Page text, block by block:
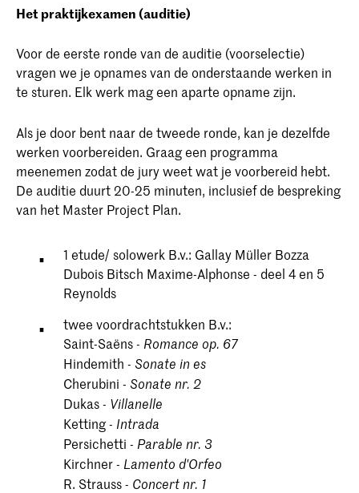
Het praktijkexamen (auditie)
Voor de eerste ronde van de auditie (voorselectie)
vragen we je opnames van de onderstaande werken in
te sturen. Elk werk mag een aparte opname zijn.
Als je door bent naar de tweede ronde, kan je dezelfde
werken voorbereiden. Graag een programma
meenemen zodat de jury weet wat je voorbereid hebt.
De auditie duurt 20-25 minuten, inclusief de bespreking
van het Master Project Plan.
1 etude/ solowerk B.v.: Gallay Müller Bozza
Dubois Bitsch Maxime-Alphonse - deel 4 en 5
Reynolds
twee voordrachtstukken B.v.:
Saint-Saëns - Romance op. 67
Hindemith -Sonate in es
Cherubini -Sonate nr. 2
Dukas - Villanelle
Ketting - Intrada
Persichetti - Parable nr. 3
Kirchner - Lamento d'Orfeo
R. Strauss - Concert nr. 1